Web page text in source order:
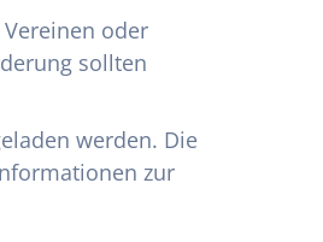
oder
sollten
werden. Die
zur